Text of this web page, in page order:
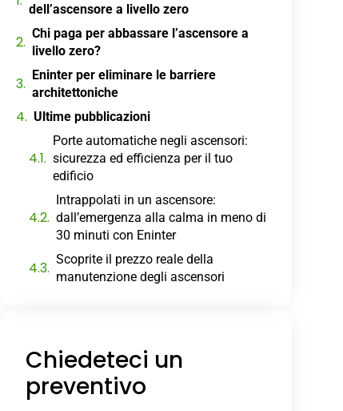
dell’ascensore a livello zero
Chi paga per abbassare l’ascensore a
livello zero?
Eninter per eliminare le barriere
architettoniche
Ultime pubblicazioni
Porte automatiche negli ascensori:
sicurezza ed efficienza per il tuo
edificio
Intrappolati in un ascensore:
dall’emergenza alla calma in meno di
30 minuti con Eninter
Scoprite il prezzo reale della
manutenzione degli ascensori
Chiedeteci un
preventivo